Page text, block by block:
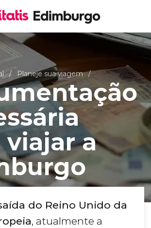
Planeje sua viagem
viajar a
do Reino Unido da
, atualmente a